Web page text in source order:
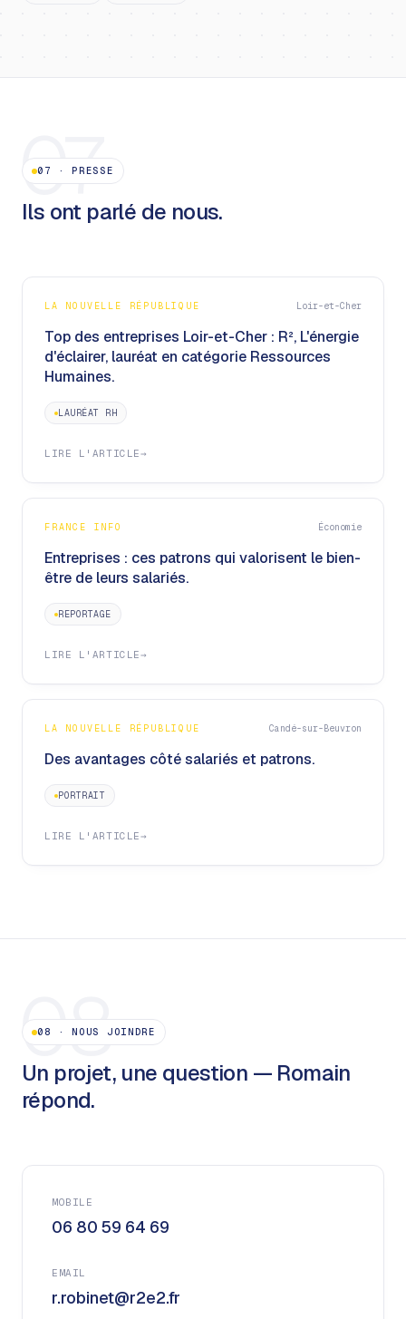
07
07 ·PRESSE
Ils ont parlé de nous.
LA NOUVELLE RÉPUBLIQUE Loir-et-Cher
Top des entreprises Loir-et-Cher : R², L'énergie
d'éclairer, lauréat en catégorie Ressources
Humaines.
LAURÉAT RH
LIRE L'ARTICLE→
FRANCE INFO Économie
Entreprises : ces patrons qui valorisent le bien-
être de leurs salariés.
REPORTAGE
LIRE L'ARTICLE→
LA NOUVELLE RÉPUBLIQUE Candé-sur-Beuvron
Des avantages côté salariés et patrons.
PORTRAIT
LIRE L'ARTICLE→
08
08 ·NOUS JOINDRE
Un projet, une question — Romain
répond.
MOBILE
06 80 59 64 69
EMAIL
r.robinet@r2e2.fr